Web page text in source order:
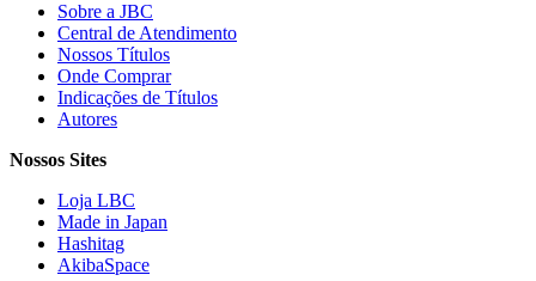
Sobre a JBC
Central de Atendimento
Nossos Títulos
Onde Comprar
Indicações de Títulos
Autores
Nossos Sites
Loja LBC
Made in Japan
Hashitag
AkibaSpace